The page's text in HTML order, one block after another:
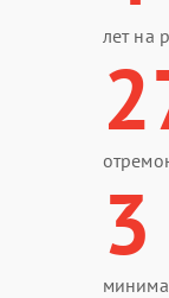
лет на
3